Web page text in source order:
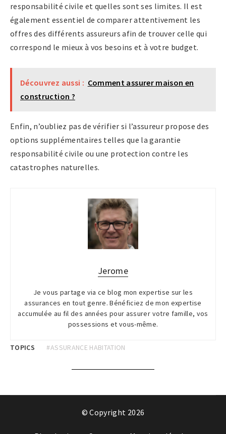
responsabilité civile et quelles sont ses limites. Il est
également essentiel de comparer attentivement les
offres des différents assureurs afin de trouver celle qui
correspond le mieux à vos besoins et à votre budget.
Découvrez aussi : Comment assurer maison en
construction ?
Enfin, n’oubliez pas de vérifier si l’assureur propose des
options supplémentaires telles que la garantie
responsabilité civile ou une protection contre les
catastrophes naturelles.
Jerome
Je vous partage via ce blog mon expertise sur les
assurances en tout genre. Bénéficiez de mon expertise
accumulée au fil des années pour assurer votre famille, vos
possessions et vous-même.
TOPICS #ASSURANCE HABITATION
© Copyright 2026